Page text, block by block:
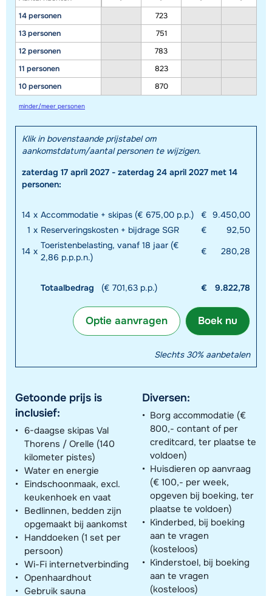
14 personen
13 personen
12 personen
11 personen
10 personen
723
751
783
823
870
minder/meer personen
Klik in bovenstaande prijstabel om
aankomstdatum/aantal personen te wijzigen.
zaterdag 17 april 2027 - zaterdag 24 april 2027 met 14
personen:
14 x Accommodatie + skipas (€ 675,00 p.p.) € 9.450,00
1 x Reserveringskosten + bijdrage SGR €
92,50
14 x
Toeristenbelasting, vanaf 18 jaar (€
2,86 p.p.p.n.)
€ 280,28
Totaalbedrag (€ 701,63 p.p.) € 9.822,78
Boek nu
Optie aanvragen
Slechts 30% aanbetalen
Getoonde prijs is
inclusief:
6-daagse skipas Val
Thorens / Orelle (140
kilometer pistes)
Water en energie
Eindschoonmaak, excl.
keukenhoek en vaat
Bedlinnen, bedden zijn
opgemaakt bij aankomst
Handdoeken (1 set per
persoon)
Wi-Fi internetverbinding
Openhaardhout
Gebruik sauna
Diversen:
Borg accommodatie (€
800,- contant of per
creditcard, ter plaatse te
voldoen)
Huisdieren op aanvraag
(€ 100,- per week,
opgeven bij boeking, ter
plaatse te voldoen)
Kinderbed, bij boeking
aan te vragen
(kosteloos)
Kinderstoel, bij boeking
aan te vragen
(kosteloos)